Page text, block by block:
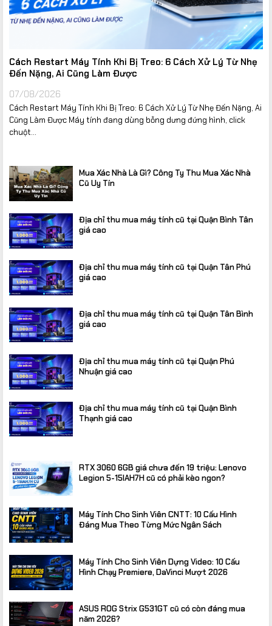
Cách Restart Máy Tính Khi Bị Treo: 6 Cách Xử Lý Từ Nhẹ
Đến Nặng, Ai Cũng Làm Được
07/08/2026
Cách Restart Máy Tính Khi Bị Treo: 6 Cách Xử Lý Từ Nhẹ Đến Nặng, Ai
Cũng Làm Được Máy tính đang dùng bỗng dưng đứng hình, click
chuột...
Mua Xác Nhà Là Gì? Công Ty Thu Mua Xác Nhà
Cũ Uy Tín
Địa chỉ thu mua máy tính cũ tại Quận Bình Tân
giá cao
Địa chỉ thu mua máy tính cũ tại Quận Tân Phú
giá cao
Địa chỉ thu mua máy tính cũ tại Quận Tân Bình
giá cao
Địa chỉ thu mua máy tính cũ tại Quận Phú
Nhuận giá cao
Địa chỉ thu mua máy tính cũ tại Quận Bình
Thạnh giá cao
RTX 3060 6GB giá chưa đến 19 triệu: Lenovo
Legion 5-15IAH7H cũ có phải kèo ngon?
Máy Tính Cho Sinh Viên CNTT: 10 Cấu Hình
Đáng Mua Theo Từng Mức Ngân Sách
Máy Tính Cho Sinh Viên Dựng Video: 10 Cấu
Hình Chạy Premiere, DaVinci Mượt 2026
ASUS ROG Strix G531GT cũ có còn đáng mua
năm 2026?